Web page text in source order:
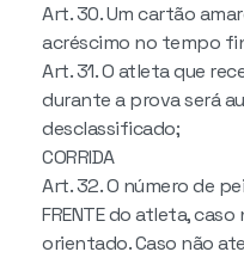
Art. 30. Um cartão
acréscimo no tempo
Art. 31. O atleta que
durante a prova será
desclassificado;
CORRIDA
Art. 32. O número de
FRENTE do atleta,
orientado. Caso não